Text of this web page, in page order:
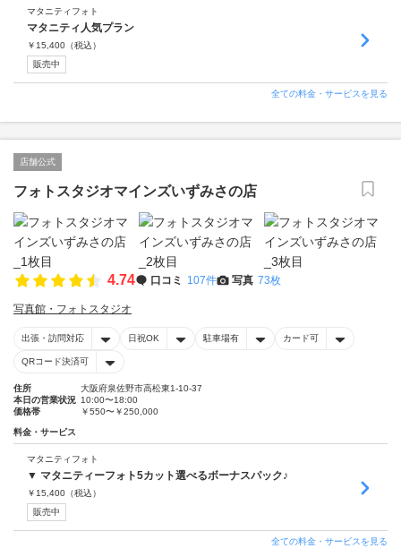
マタニティフォト
マタニティ人気プラン
￥ 15,400 （税込）
販売中
全ての料金・サービスを見る
店舗公式
フォトスタジオマインズいずみさの店
4.74 口コミ 107件 写真 73枚
写真館・フォトスタジオ
出張・訪問対応 日祝OK 駐車場有 カード可
QRコード決済可
住所
大阪府泉佐野市高松東1-10-37
本日の営業状況 10:00〜18:00
価格帯
￥550〜￥250,000
料金・サービス
マタニティフォト
▼ マタニティーフォト5カット選べるボーナスパック♪
￥ 15,400 （税込）
販売中
全ての料金・サービスを見る